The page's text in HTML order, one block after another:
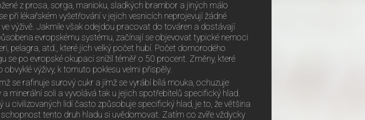
z prosa, sorga, manioku, sladkých brambor a jiných málo
při lékařském vyšetřování v jejich vesnicích neprojevují žádné
výživě. Jakmile však odejdou pracovat do továren a dostávají
evropskému systému, začínají se objevovat typické nemoci
pelagra, atd., které jich velký počet hubí. Počet domorodého
se po evropské okupaci snížil téměř o 50 procent. Změny, které
obvyklé výživy, k tomuto poklesu velmi přispěly.
se rafinuje surový cukr a jímž se vyrábí bílá mouka, ochuzuje
minerální soli a vyvolává tak u jejich spotřebitelů specifický hlad.
u civilizovaných lidí často způsobuje specifický hlad, je to, že většina
schopnost tento druh hladu si uvědomovat. Zatím co zvíře vždycky